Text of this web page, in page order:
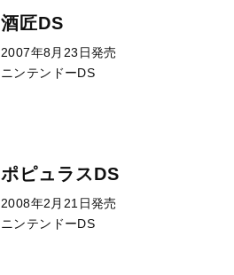
酒匠DS
2007年8月23日発売
ニンテンドーDS
ポピュラスDS
2008年2月21日発売
ニンテンドーDS